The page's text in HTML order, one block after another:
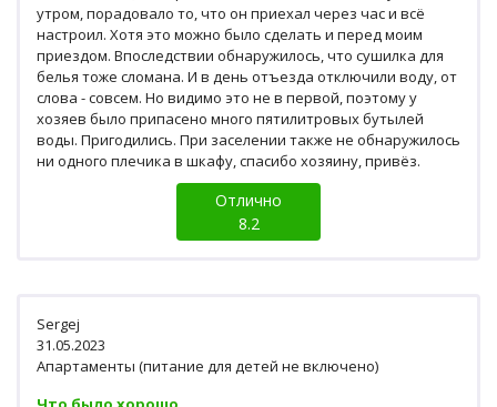
утром, порадовало то, что он приехал через час и всё
настроил. Хотя это можно было сделать и перед моим
приездом. Впоследствии обнаружилось, что сушилка для
белья тоже сломана. И в день отъезда отключили воду, от
слова - совсем. Но видимо это не в первой, поэтому у
хозяев было припасено много пятилитровых бутылей
воды. Пригодились. При заселении также не обнаружилось
ни одного плечика в шкафу, спасибо хозяину, привёз.
Отлично
8.2
Sergej
31.05.2023
Апартаменты (питание для детей не включено)